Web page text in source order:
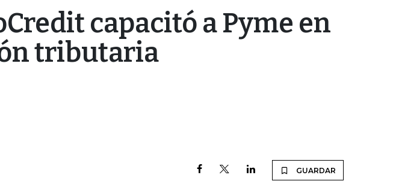
capacitó a Pyme en
tributaria
GUARDAR